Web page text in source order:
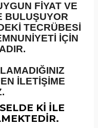
FİYAT VE
BULUŞUYOR
TECRÜBESİ
İÇİN
İLETİŞİME
Kİ İLE